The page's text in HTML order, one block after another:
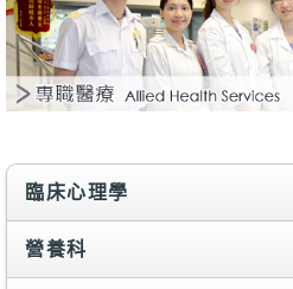
免責聲明
無障礙聲明
臨床心理學
營養科